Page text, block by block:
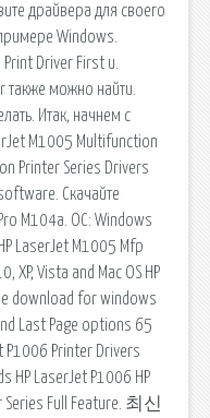
драйвера для своего
Windows.
Print Driver First и.
также можно найти.
Итак, начнем с
M1005 Multifunction
Printer Series Drivers
Скачайте
M104a. ОС: Windows
LaserJet M1005 Mfp
XP, Vista and Mac OS HP
download for windows
Last Page options 65
P1006 Printer Drivers
HP LaserJet P1006 HP
Series Full Feature. 최신